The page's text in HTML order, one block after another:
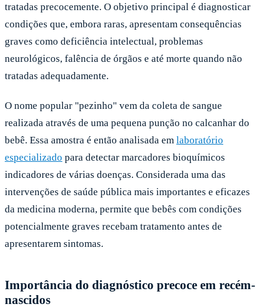
tratadas precocemente. O objetivo principal é diagnosticar
condições que, embora raras, apresentam consequências
graves como deficiência intelectual, problemas
neurológicos, falência de órgãos e até morte quando não
tratadas adequadamente.
O nome popular "pezinho" vem da coleta de sangue
realizada através de uma pequena punção no calcanhar do
bebê. Essa amostra é então analisada em laboratório
especializado para detectar marcadores bioquímicos
indicadores de várias doenças. Considerada uma das
intervenções de saúde pública mais importantes e eficazes
da medicina moderna, permite que bebês com condições
potencialmente graves recebam tratamento antes de
apresentarem sintomas.
Importância do diagnóstico precoce em recém-
nascidos